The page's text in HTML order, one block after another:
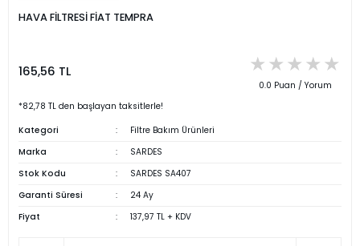
HAVA FİLTRESİ FİAT TEMPRA
165,56 TL
0.0 Puan / Yorum
*82,78 TL den başlayan taksitlerle!
Kategori
Filtre Bakım Ürünleri
Marka
SARDES
Stok Kodu
SARDES SA407
Garanti Süresi
24 Ay
Fiyat
137,97 TL + KDV